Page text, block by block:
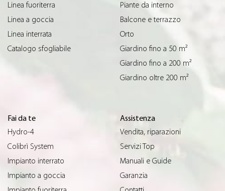
Linea fuoriterra
Linea a goccia
Linea interrata
Catalogo sfogliabile
Piante da interno
Balcone e terrazzo
Orto
Giardino fino a 50 m²
Giardino fino a 200 m²
Giardino oltre 200 m²
Fai da te
Hydro-4
Colibrì System
Impianto interrato
Impianto a goccia
Assistenza
Vendita, riparazioni
Servizi Top
Manuali e Guide
Garanzia